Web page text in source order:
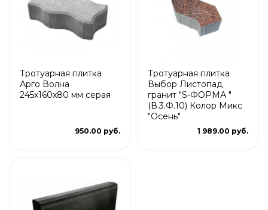
Тротуарная плитка
Арго Волна
245x160x80 мм серая
950.00 руб.
Тротуарная плитка
Выбор Листопад
гранит "S-ФОРМА "
(В.3.Ф.10) Колор Микс
"Осень"
1 989.00 руб.